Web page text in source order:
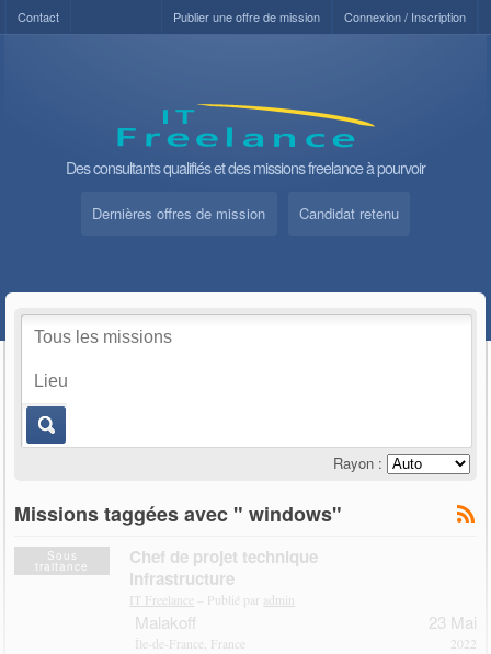
Contact Connexion / Inscription
Publier une offre de mission
Des consultants qualifiés et des missions freelance à pourvoir
Dernières offres de mission Candidat retenu
Rayon :
Missions taggées avec " windows"
Sous
traitance
Chef de projet technique
infrastructure
IT Freelance – Publié par admin
Malakoff
Île-de-France, France
23 Mai
2022